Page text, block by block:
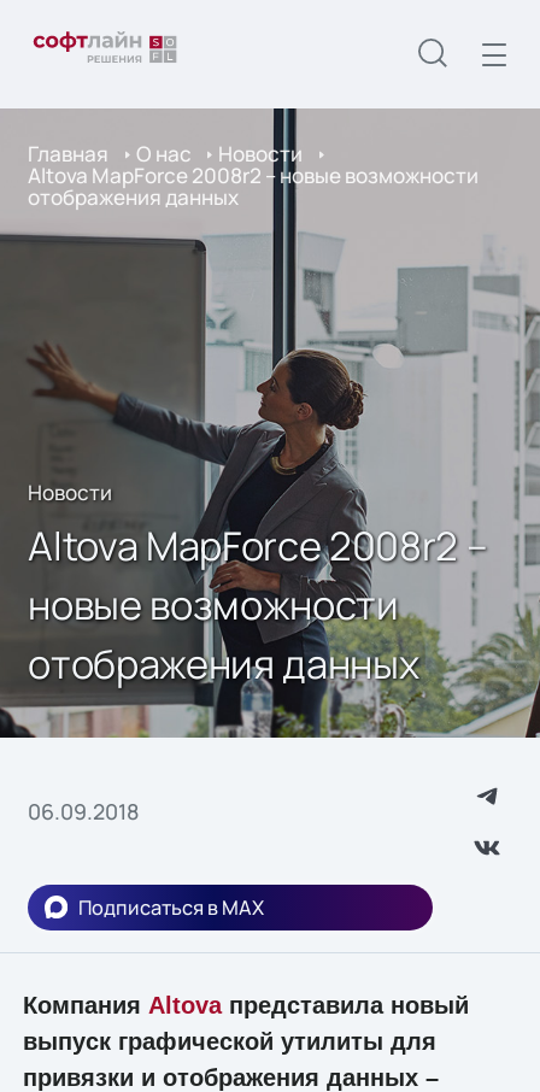
Главная О нас Новости
Altova MapForce 2008r2 – новые возможности
отображения данных
Новости
Altova MapForce 2008r2 –
новые возможности
отображения данных
06.09.2018
Подписаться в MAX
Компания Altovaпредставила новый
выпуск графической утилиты для
привязки и отображения данных –